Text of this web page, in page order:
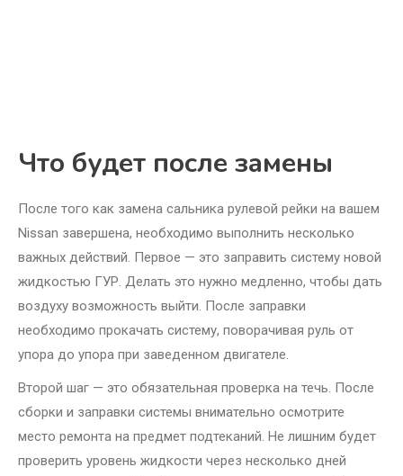
Что будет после замены
После того как замена сальника рулевой рейки на вашем
Nissan завершена, необходимо выполнить несколько
важных действий. Первое — это заправить систему новой
жидкостью ГУР. Делать это нужно медленно, чтобы дать
воздуху возможность выйти. После заправки
необходимо прокачать систему, поворачивая руль от
упора до упора при заведенном двигателе.
Второй шаг — это обязательная проверка на течь. После
сборки и заправки системы внимательно осмотрите
место ремонта на предмет подтеканий. Не лишним будет
проверить уровень жидкости через несколько дней